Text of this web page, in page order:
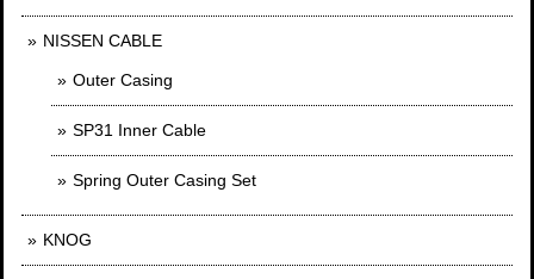
NISSEN CABLE
Outer Casing
SP31 Inner Cable
Spring Outer Casing Set
KNOG